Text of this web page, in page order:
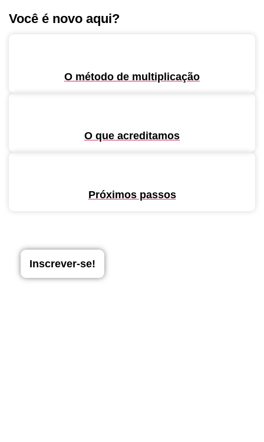
Você é novo aqui?
O método de multiplicação
O que acreditamos
Próximos passos
Inscrever-se!